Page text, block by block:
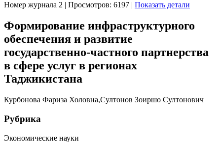
Номер журнала 2 | Просмотров: 6197 | Показать детали
Формирование инфраструктурного
обеспечения и развитие
государственно-частного партнерства
в cфере услуг в регионах
Таджикистана
Курбонова Фариза Холовна,Султонов Зоиршо Султонович
Рубрика
Экономические науки